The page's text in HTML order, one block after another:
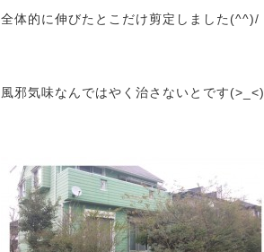
全体的に伸びたとこだけ剪定しました(^^)/
風邪気味なんではやく治さないとです(>_<)